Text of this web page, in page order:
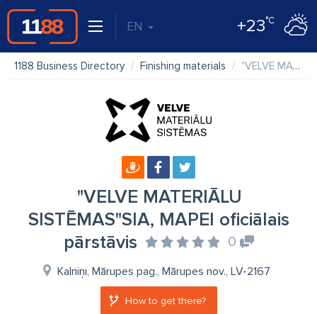
EN +23°C
1188 Business Directory Finishing materials "VELVE MATERIĀLU SISTĒMAS"SIA, MAPEI oficiālais pārstāvis
"VELVE MATERIĀLU
SISTĒMAS"SIA, MAPEI oficiālais
pārstāvis
0
Kalniņi, Mārupes pag., Mārupes nov., LV-2167
How to get there?